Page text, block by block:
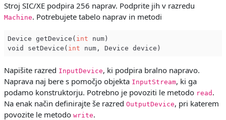
Stroj SIC/XE podpira 256 naprav. Podprite jih v razredu
Machine. Potrebujete tabelo naprav in metodi
Device getDevice( int num)
void setDevice( int
Napišite razred InputDevice, ki podpira bralno napravo.
Naprava naj bere s pomočjo objekta InputStream, ki ga
podamo konstruktorju. Potrebno je povoziti le metodo read .
Na enak način definirajte še razred OutputDevice, pri katerem
povozite le metodo write.